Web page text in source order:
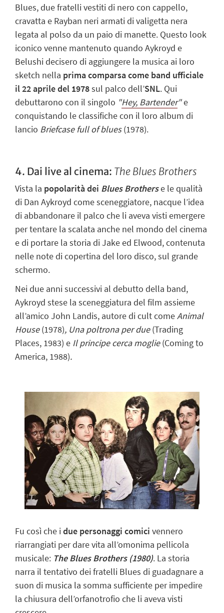
Blues, due fratelli vestiti di nero con cappello,
cravatta e Rayban neri armati di valigetta nera
legata al polso da un paio di manette. Questo look
iconico venne mantenuto quando Aykroyd e
Belushi decisero di aggiungere la musica ai loro
sketch nella prima comparsa come band ufficiale
il 22 aprile del 1978sul palco dell’SNL. Qui
debuttarono con il singolo "Hey, Bartender"e
conquistando le classifiche con il loro album di
lancio Briefcase full of blues(1978).
4. Dai live al cinema: The Blues Brothers
Vista la popolarità dei Blues Brotherse le qualità
di Dan Aykroyd come sceneggiatore, nacque l’idea
di abbandonare il palco che li aveva visti emergere
per tentare la scalata anche nel mondo del cinema
e di portare la storia di Jake ed Elwood, contenuta
nelle note di copertina del loro disco, sul grande
schermo.
Nei due anni successivi al debutto della band,
Aykroyd stese la sceneggiatura del film assieme
all’amico John Landis, autore di cult comeAnimal
House(1978), Una poltrona per due(Trading
Places, 1983) e Il principe cerca moglie(Coming to
America, 1988).
Fu così che idue personaggi comici vennero
riarrangiati per dare vita all’omonima pellicola
musicale: The Blues Brothers (1980). La storia
narra il tentativo dei fratelli Blues di guadagnare a
suon di musica la somma sufficiente per impedire
la chiusura dell’orfanotrofio che li aveva visti